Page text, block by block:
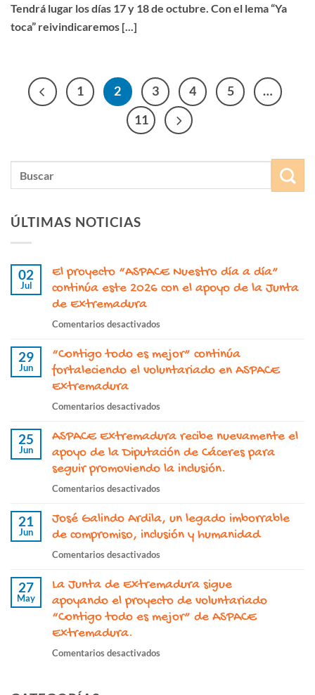
Tendrá lugar los días 17 y 18 de octubre. Con el lema “Ya
toca” reivindicaremos [...]
1 2 3 4 5
…
11
ÚLTIMAS NOTICIAS
02
Jul
El proyecto “ASPACE Nuestro día a día”
continúa este 2026 con el apoyo de la Junta
de Extremadura
Comentarios desactivadosen
proyecto
“ASPACE
a
continúa
este
2026
apoyo
de
Junta
Extremadura
29
Jun
“Contigo todo es mejor” continúa
fortaleciendo el voluntariado en ASPACE
Extremadura
Comentarios desactivadosen
todo
es
mejor”
fortaleciendo
voluntariado
en
ASPACE
25
Jun
ASPACE Extremadura recibe nuevamente el
apoyo de la Diputación de Cáceres para
seguir promoviendo la inclusión.
Comentarios desactivadosen
Extremadura
recibe
de
la
Diputación
21
Jun
José Galindo Ardila, un legado imborrable
de compromiso, inclusión y humanidad
Comentarios desactivadosen
Galindo
Ardila,
un
de
27
May
La Junta de Extremadura sigue
apoyando el proyecto de voluntariado
“Contigo todo es mejor” de ASPACE
Extremadura.
Comentarios desactivadosen